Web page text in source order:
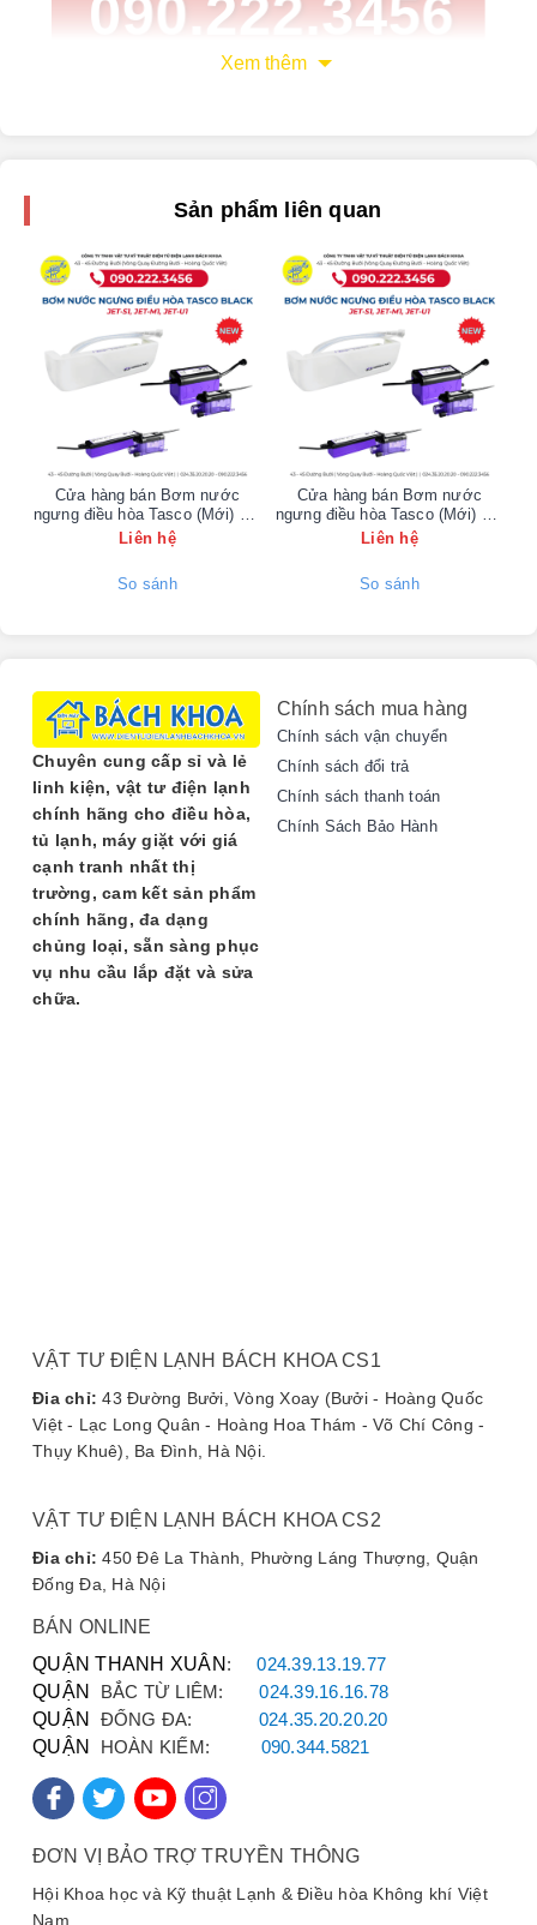
090.222.3456
Tại Sao Cần Thay Càng
Chạc Ba Máy Giặt
Samsung?
Máy giặt Samsung của bạn bị rung lắc mạnh, kêu to
bất thường khi vắt? Rất có thể bộ phận càng chạc ba
(trục ba) đã bị gãy, nứt hoặc ăn mòn do sử dụng lâu
ngày. Đây là bộ phận chịu lực chính, kết nối lồng giặt
đảm bảo máy hoạt động êm ái và bền bỉ trở lại.
Hãng
Công Ty TNHH Vật Tư Kỹ Thuật Điện Tử Điện
Lạnh Bách Khoa
tự hào là đơn vị chuyên cung cấp
linh kiện máy giặt chính hãng tại Hà Nội. Chúng tôi
cam kết mang đến cho khách hàng sản phẩm càng
chạc ba máy giặt Samsung chất lượng cao nhất.
Sản phẩm chính hãng:
đúng thông số kỹ thuật cho các dòng máy
Samsung.
Chế độ bảo hành ưu việt:
Anh Nguyễn Văn Nam (Cầu Giấy)
★★★★★
"Máy giặt nhà tôi kêu như công nông, thợ
bảo gãy chạc. Tìm được địa chỉ này trên
vấn rất nhiệt tình. Hàng chuẩn, giá tốt,
Chị Phạm Thị Hương (Đống Đa)
★★★★★
"Tôi rất ấn tượng với chế độ bảo hành 10
năm ở đây. Càng nhìn rất dày dặn, chắc
chắn hơn hẳn cái cũ bị gãy. Mua hàng ở
đây cảm thấy rất yên tâm về chất lượng."
Xem thêm
Sản phẩm liên quan
Cửa hàng bán Bơm nước
ngưng điều hòa Tasco (Mới) Tại
KĐT Đại Kim - 0902223456
Liên hệ
So sánh
Cửa hàng bán Bơm nước
ngưng điều hòa Tasco (Mới) Tại
KĐT Linh Đàm - 0902223456
Liên hệ
So sánh
Chuyên cung cấp sỉ và lẻ
linh kiện, vật tư điện lạnh
chính hãng cho điều hòa,
tủ lạnh, máy giặt với giá
cạnh tranh nhất thị
trường, cam kết sản phẩm
chính hãng, đa dạng
chủng loại, sẵn sàng phục
vụ nhu cầu lắp đặt và sửa
chữa.
Chính sách mua hàng
Chính sách vận chuyển
Chính sách đổi trả
Chính sách thanh toán
Chính Sách Bảo Hành
VẬT TƯ ĐIỆN LẠNH BÁCH KHOA CS1
Đia chỉ: 43 Đường Bưởi, Vòng Xoay (Bưởi - Hoàng Quốc
Việt - Lạc Long Quân - Hoàng Hoa Thám - Võ Chí Công -
Thụy Khuê), Ba Đình, Hà Nội.
VẬT TƯ ĐIỆN LẠNH BÁCH KHOA CS2
Đia chỉ: 450 Đê La Thành, Phường Láng Thượng, Quận
Đống Đa, Hà Nội
BÁN ONLINE
QUẬN THANH XUÂN :024.39.13.19.77
QUẬN BẮC TỪ LIÊM:024.39.16.16.78
QUẬN ĐỐNG ĐA: 024.35.20.20.20
QUẬN HOÀN KIẾM: 090.344.5821
ĐƠN VỊ BẢO TRỢ TRUYỀN THÔNG
Hội Khoa học và Kỹ thuật Lạnh & Điều hòa Không khí Việt
Nam